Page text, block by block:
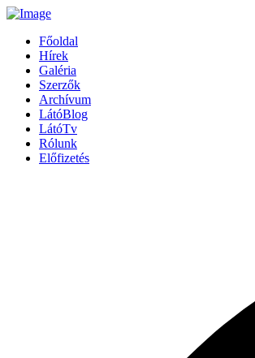
Főoldal
Hírek
Galéria
Szerzők
Archívum
LátóBlog
LátóTv
Rólunk
Előfizetés